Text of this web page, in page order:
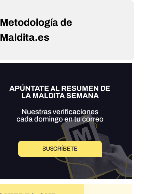
Metodología de
Maldita.es